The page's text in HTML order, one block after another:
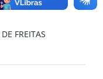
FREITAS